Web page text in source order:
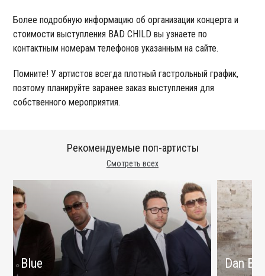
Более подробную информацию об организации концерта и
стоимости выступления BAD CHILD вы узнаете по
контактным номерам телефонов указанным на сайте.
Помните! У артистов всегда плотный гастрольный график,
поэтому планируйте заранее заказ выступления для
собственного мероприятия.
Смотреть всех
Рекомендуемые поп-артисты
Blue Dan